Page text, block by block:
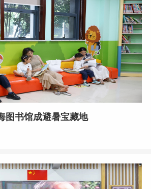
图书馆成避暑宝藏地